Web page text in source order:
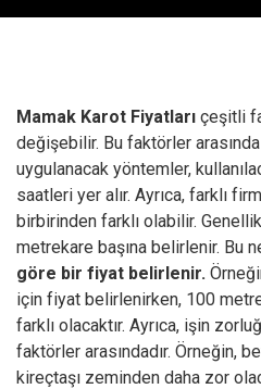
Mamak Karot Fiyatları çeşitli
değişebilir. Bu faktörler
uygulanacak yöntemler,
saatleri yer alır. Ayrıca, farklı
birbirinden farklı olabilir.
metrekare başına belirlenir. Bu
göre bir fiyat belirlenir.
için fiyat belirlenirken, 100
farklı olacaktır. Ayrıca, işin
faktörler arasındadır. Örneğin,
kireçtaşı zeminden daha zor